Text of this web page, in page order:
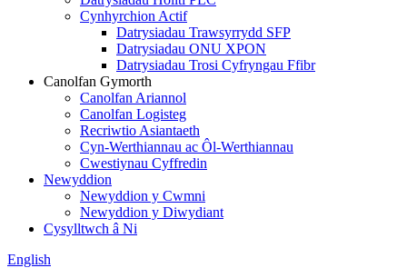
Cynhyrchion Actif
Datrysiadau Trawsyrrydd SFP
Datrysiadau ONU XPON
Datrysiadau Trosi Cyfryngau Ffibr
Canolfan Gymorth
Canolfan Ariannol
Canolfan Logisteg
Recriwtio Asiantaeth
Cyn-Werthiannau ac Ôl-Werthiannau
Cwestiynau Cyffredin
Newyddion
Newyddion y Cwmni
Newyddion y Diwydiant
Cysylltwch â Ni
English